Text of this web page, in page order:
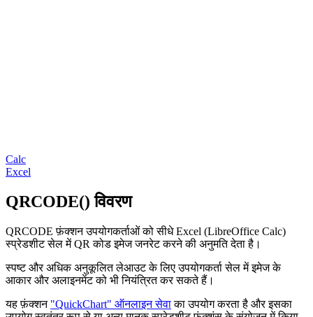
Calc
Excel
QRCODE() विवरण
QRCODE फ़ंक्शन उपयोगकर्ताओं को सीधे Excel (LibreOffice Calc)
स्प्रेडशीट सेल में QR कोड इमेज जनरेट करने की अनुमति देता है।
स्पष्ट और अधिक अनुकूलित लेआउट के लिए उपयोगकर्ता सेल में इमेज के
आकार और अलाइनमेंट को भी नियंत्रित कर सकते हैं।
यह फ़ंक्शन "QuickChart" ऑनलाइन सेवाका उपयोग करता है और इसका